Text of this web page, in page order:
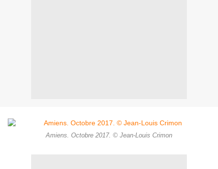
Amiens. Octobre 2017. © Jean-Louis Crimon